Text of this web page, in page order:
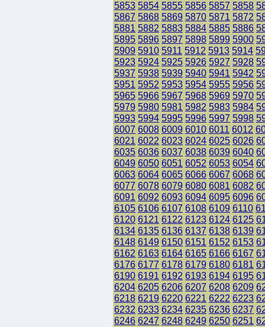
5853 5854 5855 5856 5857 5858
5867 5868 5869 5870 5871 5872
5881 5882 5883 5884 5885 5886
5895 5896 5897 5898 5899 5900
5909 5910 5911 5912 5913 5914
5923 5924 5925 5926 5927 5928
5937 5938 5939 5940 5941 5942
5951 5952 5953 5954 5955 5956
5965 5966 5967 5968 5969 5970
5979 5980 5981 5982 5983 5984
5993 5994 5995 5996 5997 5998
6007 6008 6009 6010 6011 6012
6021 6022 6023 6024 6025 6026
6035 6036 6037 6038 6039 6040
6049 6050 6051 6052 6053 6054
6063 6064 6065 6066 6067 6068
6077 6078 6079 6080 6081 6082
6091 6092 6093 6094 6095 6096
6105 6106 6107 6108 6109 6110
6120 6121 6122 6123 6124 6125
6134 6135 6136 6137 6138 6139
6148 6149 6150 6151 6152 6153
6162 6163 6164 6165 6166 6167
6176 6177 6178 6179 6180 6181
6190 6191 6192 6193 6194 6195
6204 6205 6206 6207 6208 6209
6218 6219 6220 6221 6222 6223
6232 6233 6234 6235 6236 6237
6246 6247 6248 6249 6250 6251